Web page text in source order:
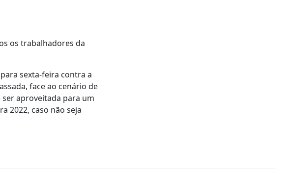
os trabalhadores da
sexta-feira contra a
face ao cenário de
aproveitada para um
2022, caso não seja